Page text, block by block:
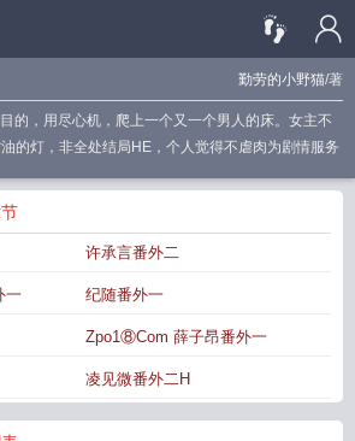
勤劳的小野猫/著
的，用尽心机，爬上一个又一个男人的床。女主不
的灯，非全处结局HE，个人觉得不虐肉为剧情服务
许承言番外二
一 纪随番外一
Zpo1⑧Com 薛子昂番外一
凌见微番外二H